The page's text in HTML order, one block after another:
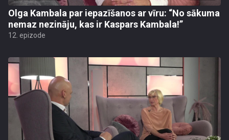
Olga Kambala par iepazīšanos ar vīru: “No sākuma
nemaz nezināju, kas ir Kaspars Kambala!”
12. epizode